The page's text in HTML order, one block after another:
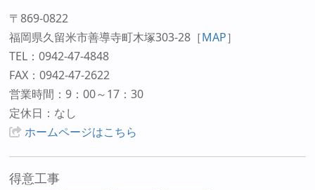
〒869-0822
福岡県久留米市善導寺町木塚303-28 ［MAP］
TEL：0942-47-4848
FAX：0942-47-2622
営業時間：9：00～17：30
定休日：なし
ホームページはこちら
得意工事